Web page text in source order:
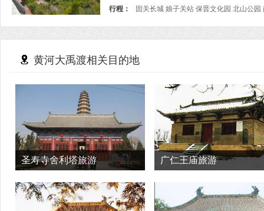
行程：
固关长城 娘子关站 保晋文
黄河大禹渡相关目的地
圣寿寺舍利塔旅游 广仁王庙旅游